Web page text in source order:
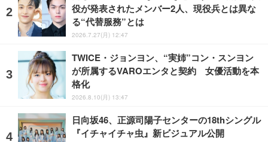
役が発表されたメンバー2人、現役兵とは異な
る“代替服務”とは
2026.7.27(月) 12:47
TWICE・ジョンヨン、“実姉”コン・スンヨン
が所属するVAROエンタと契約 女優活動を本
格化
2026.8.10(月) 13:47
日向坂46、正源司陽子センターの18thシングル
『イチャイチャ虫』新ビジュアル公開